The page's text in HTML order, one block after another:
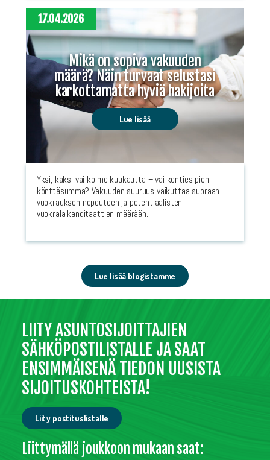
Mikä on sopiva vakuuden
määrä? Näin turvaat selustasi
karkottamatta hyviä hakijoita
Lue lisää
17.04.2026
Yksi, kaksi vai kolme kuukautta – vai kenties pieni
könttäsumma? Vakuuden suuruus vaikuttaa suoraan
vuokrauksen nopeuteen ja potentiaalisten
vuokralaikanditaattien määrään.
Lue lisää blogistamme
LIITY ASUNTOSIJOITTAJIEN
SÄHKÖPOSTILISTALLE JA SAAT
ENSIMMÄISENÄ TIEDON UUSISTA
SIJOITUSKOHTEISTA!
Liity postituslistalle
Liittymällä joukkoon mukaan saat: